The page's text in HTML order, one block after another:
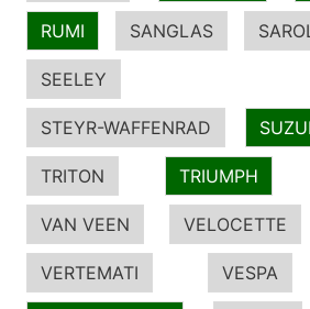
RUMI SANGLAS
SEELEY
STEYR-WAFFENRAD
TRITON TRIUMPH
VAN VEEN VELOCETTE
VERTEMATI VESPA